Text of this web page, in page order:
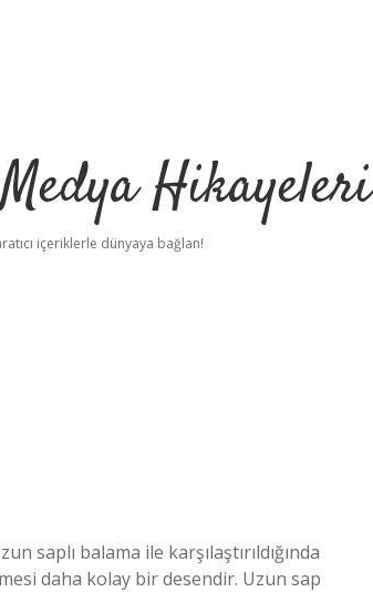
Hikayeleri
içeriklerle dünyaya bağlan!
saplı balama ile karşılaştırıldığında
daha kolay bir desendir. Uzun sap